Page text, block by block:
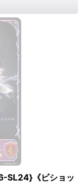
SL24}《ビショッ